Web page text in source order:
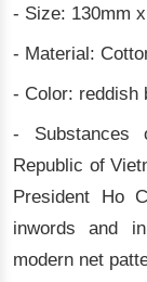
- Size: 130mm
- Material:
- Color: reddish
- Substances
Republic of
President Ho
inwords and
modern net